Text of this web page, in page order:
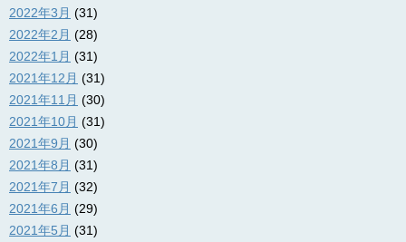
2022年3月 (31)
2022年2月 (28)
2022年1月 (31)
2021年12月 (31)
2021年11月 (30)
2021年10月 (31)
2021年9月 (30)
2021年8月 (31)
2021年7月 (32)
2021年6月 (29)
2021年5月 (31)